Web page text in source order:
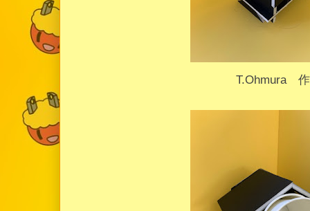
T.Ohmura 作